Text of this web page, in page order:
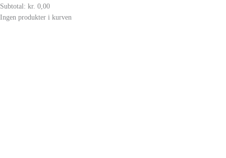
Subtotal: kr. 0,00
Ingen produkter i kurven